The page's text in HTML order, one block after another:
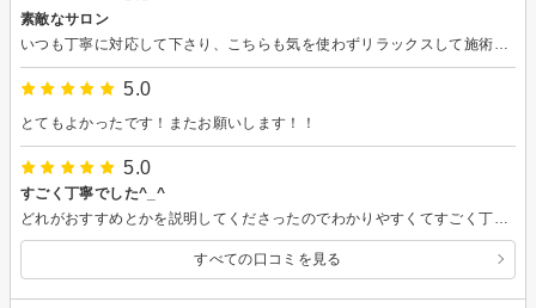
素敵なサロン
5.0
とてもよかったです！またお願いします！！
5.0
すごく丁寧でした^_^
すべての口コミを見る